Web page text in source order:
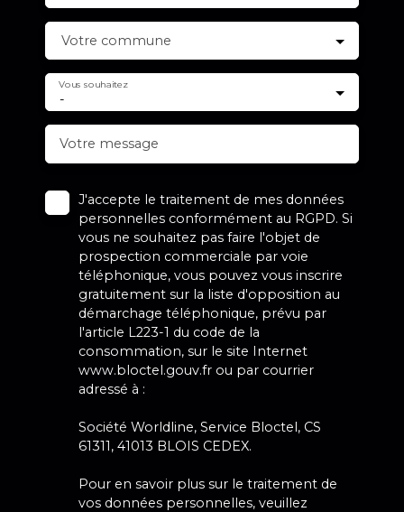
Votre commune
-
Vous souhaitez
Votre message
J'accepte le traitement de mes données
personnelles conformément au RGPD. Si
vous ne souhaitez pas faire l'objet de
prospection commerciale par voie
téléphonique, vous pouvez vous inscrire
gratuitement sur la liste d'opposition au
démarchage téléphonique, prévu par
l'article L223-1 du code de la
consommation, sur le site Internet
www.bloctel.gouv.fr ou par courrier
adressé à :
Société Worldline, Service Bloctel, CS
61311, 41013 BLOIS CEDEX.
Pour en savoir plus sur le traitement de
vos données personnelles, veuillez